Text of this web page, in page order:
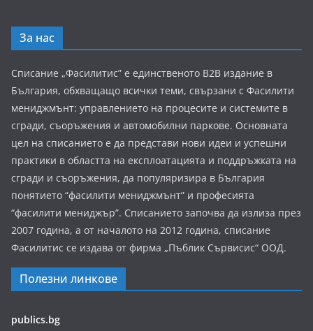
За нас
Списание „Фасилитис” е единственото B2B издание в
България, обхващащо всички теми, свързани с Фасилити
мениджмънт: управлението на процесите и системите в
сгради, съоръжения и автомобилни паркове. Основната
цел на списанието е да представи нови идеи и успешни
практики в областта на експлоатацията и поддръжката на
сгради и съоръжения, да популяризира в България
понятието “фасилити мениджмънт” и професията
“фасилити мениджър”. Списанието започва да излиза през
2007 година, а от началото на 2012 година, списание
Фасилитис се издава от фирма „Пъблик Сървисис“ ООД.
Полезни линкове
publics.bg